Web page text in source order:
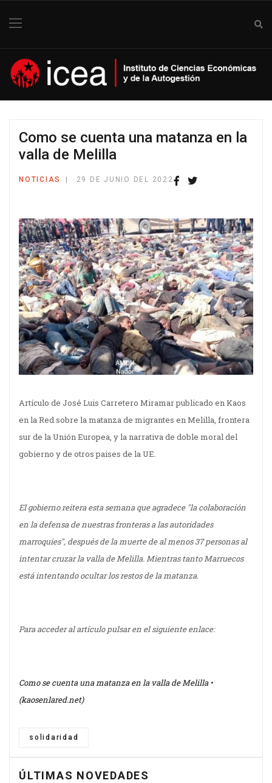
Como se cuenta una matanza en la
valla de Melilla
NOTICIAS 29 DE JUNIO DEL 2022
Artículo de José Luis Carretero Miramar publicado en Kaos
en la Red sobre la matanza de migrantes en Melilla, frontera
sur de la Unión Europea, y la narrativa de doble moral del
gobierno y de otros paises de la UE.
El gobierno reitera esta semana que agradece "la colaboración
en la defensa de nuestras fronteras a las autoridades
marroquíes", después de la muerte de al menos 37 personas al
intentar cruzar la valla de Melilla. Mientras tanto Marruecos
está intentando ocultar los restos de la matanza.
Para acceder al artículo pulsar en el siguiente enlace:
Como se cuenta una matanza en la valla de Melilla •
(kaosenlared.net)
solidaridad
ÚLTIMAS NOVEDADES